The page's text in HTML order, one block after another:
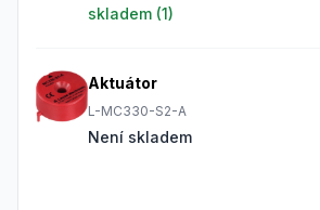
skladem (1)
Aktuátor
L-MC330-S2-A
Není skladem